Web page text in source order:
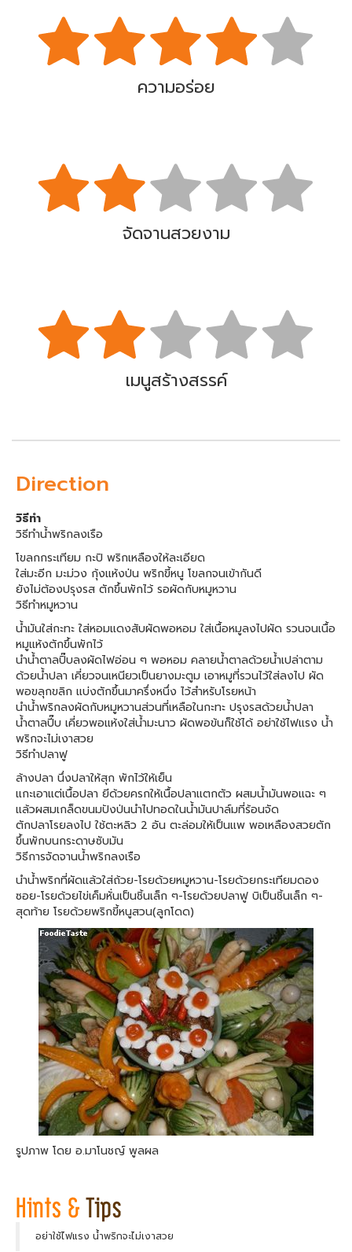
ความอร่อย
จัดจานสวยงาม
เมนูสร้างสรรค์
Direction
วิธีทำ
วิธีทำน้ำพริกลงเรือ
โขลกกระเทียม กะปิ พริกเหลืองให้ละเอียด
ใส่มะอีก มะม่วง กุ้งแห้งป่น พริกขี้หนู โขลกจนเข้ากันดี
ยังไม่ต้องปรุงรส ตักขึ้นพักไว้ รอผัดกับหมูหวาน
วิธีทำหมูหวาน
น้ำมันใส่กะทะ ใส่หอมแดงสับผัดพอหอม ใส่เนื้อหมูลงไปผัด รวนจนเนื้อ
หมูแห้งตักขึ้นพักไว้
นำน้ำตาลปิ๊บลงผัดไฟอ่อน ๆ พอหอม คลายน้ำตาลด้วยน้ำเปล่าตาม
ด้วยน้ำปลา เคี่ยวจนเหนียวเป็นยางมะตูม เอาหมูที่รวนไว้ใส่ลงไป ผัด
พอขลุกขลิก แบ่งตักขึ้นมาครึ่งหนึ่ง ไว้สำหรับโรยหน้า
นำน้ำพริกลงผัดกับหมูหวานส่วนที่เหลือในกะทะ ปรุงรสด้วยน้ำปลา
น้ำตาลปี๊บ เคี่ยวพอแห้งใส่น้ำมะนาว ผัดพอข้นก็ใช้ได้ อย่าใช้ไฟแรง น้ำ
พริกจะไม่เงาสวย
วิธีทำปลาฟู
ล้างปลา นึ่งปลาให้สุก พักไว้ให้เย็น
แกะเอาแต่เนื้อปลา ยีด้วยครกให้เนื้อปลาแตกตัว ผสมน้ำมันพอแฉะ ๆ
แล้วผสมเกล็ดขนมปังป่นนำไปทอดในน้ำมันปาล์มที่ร้อนจัด
ตักปลาโรยลงไป ใช้ตะหลิว 2 อัน ตะล่อมให้เป็นแพ พอเหลืองสวยตัก
ขึ้นพักบนกระดาษซับมัน
วิธีการจัดจานน้ำพริกลงเรือ
นำน้ำพริกที่ผัดแล้วใส่ถ้วย-โรยด้วยหมูหวาน-โรยด้วยกระเทียมดอง
ซอย-โรยด้วยไข่เค็มหั่นเป็นชิ้นเล็ก ๆ-โรยด้วยปลาฟู บิเป็นชิ้นเล็ก ๆ-
สุดท้าย โรยด้วยพริกขี้หนูสวน(ลูกโดด)
รูปภาพ โดย อ.มาโนชญ์ พูลผล
อย่าใช้ไฟแรง น้ำพริกจะไม่เงาสวย